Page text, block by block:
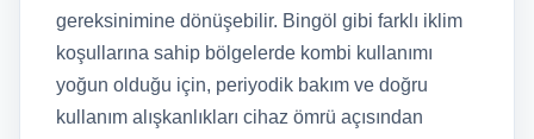
gereksinimine dönüşebilir. Bingöl gibi farklı iklim
koşullarına sahip bölgelerde kombi kullanımı
yoğun olduğu için, periyodik bakım ve doğru
kullanım alışkanlıkları cihaz ömrü açısından